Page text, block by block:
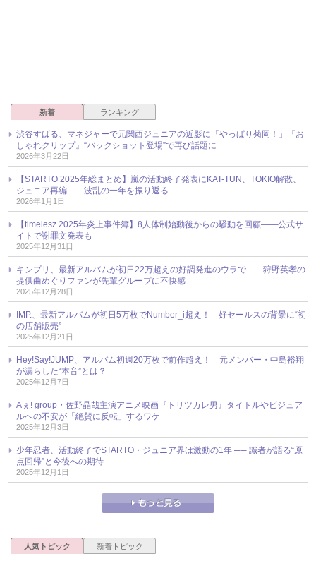
新着 ランキング
渋谷すばる、マネジャーで元関西ジュニアの近影に「やっぱり菊岡！」『お
しゃれクリップ』“バックショット登場”で再び話題に
2026年3月22日
【STARTO 2025年総まとめ】嵐の活動終了発表にKAT-TUN、TOKIO解散、
ジュニア再編……波乱の一年を振り返る
2026年1月1日
【timelesz 2025年炎上事件簿】8人体制始動後からの騒動を回顧――公式サ
イトで謝罪文発表も
2025年12月31日
キンプリ、最新アルバムが初日22万超えの好調発進のウラで……狩野英孝の
提供曲めぐりファンが先輩グループに不快感
2025年12月28日
IMP.、最新アルバムが初日5万枚でNumber_i超え！ 好セールスの背景に“初
の店舗販売”
2025年12月21日
Hey!Say!JUMP、アルバム初週20万枚で前作超え！ 元メンバー・中島裕翔
が漏らした“本音”とは？
2025年12月7日
Aぇ! group・佐野晶哉主演アニメ映画『トリツカレ男』タイトルやビジュア
ルへの不安が「絶賛に反転」するワケ
2025年12月3日
少年忍者、活動終了でSTARTO・ジュニア界は激動の1年 ── 識者が語る“原
点回帰”と今後への期待
2025年12月1日
人気トピック 新着トピック